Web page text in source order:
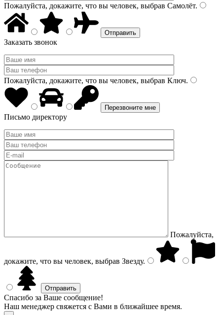
Пожалуйста, докажите, что вы человек, выбрав Самолёт.
Заказать звонок
Пожалуйста, докажите, что вы человек, выбрав Ключ.
Письмо директору
Пожалуйста,
докажите, что вы человек, выбрав Звезду.
Спасибо за Ваше сообщение!
Наш менеджер свяжется с Вами в ближайшее время.